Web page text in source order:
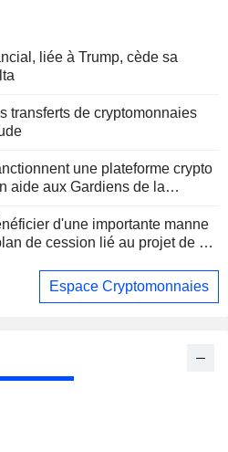
liée à Trump, cède sa
transferts de cryptomonnaies
une plateforme crypto
aide aux Gardiens de la
d'une importante manne
de cession lié au projet de loi
Espace Cryptomonnaies